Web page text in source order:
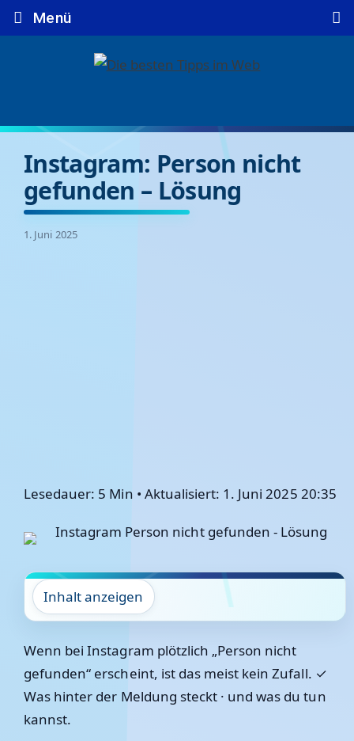
Zum
Inhalt
Menü
Instagram: Person nicht
gefunden – Lösung
1. Juni 2025
Lesedauer: 5 Min • Aktualisiert: 1. Juni 2025 20:35
Inhalt anzeigen
Wenn bei Instagram plötzlich „Person nicht
gefunden“ erscheint, ist das meist kein Zufall. ✓
Was hinter der Meldung steckt · und was du tun
kannst.